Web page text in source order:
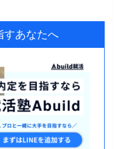
すあなたへ